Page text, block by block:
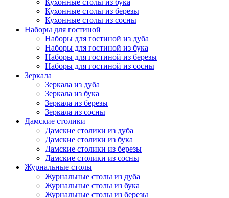
Кухонные столы из бука
Кухонные столы из березы
Кухонные столы из сосны
Наборы для гостиной
Наборы для гостиной из дуба
Наборы для гостиной из бука
Наборы для гостиной из березы
Наборы для гостиной из сосны
Зеркала
Зеркала из дуба
Зеркала из бука
Зеркала из березы
Зеркала из сосны
Дамские столики
Дамские столики из дуба
Дамские столики из бука
Дамские столики из березы
Дамские столики из сосны
Журнальные столы
Журнальные столы из дуба
Журнальные столы из бука
Журнальные столы из березы